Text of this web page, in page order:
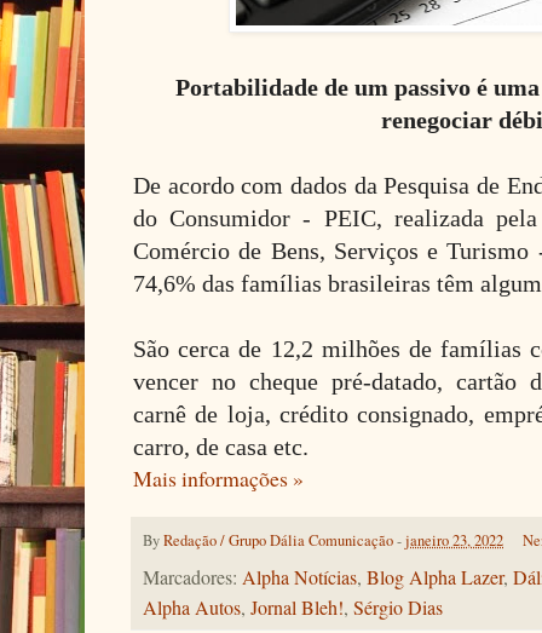
Portabilidade de um passivo é
renegociar
De acordo com dados da Pesquisa de
do Consumidor - PEIC, realizada
Comércio de Bens, Serviços e
74,6% das famílias brasileiras têm
São cerca de 12,2 milhões de famílias
vencer no cheque pré-datado, cartão
carnê de loja, crédito consignado,
carro, de casa etc.
Mais informações »
ByRedação / Grupo Dália Comunicação-janeiro 23, 2022
Marcadores: Alpha Notícias, Blog Alpha Lazer,
Alpha Autos, Jornal Bleh!, Sérgio Dias